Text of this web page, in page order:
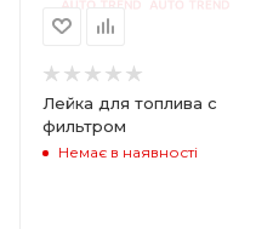
Лейка для топлива с
фильтром
Немає в наявності